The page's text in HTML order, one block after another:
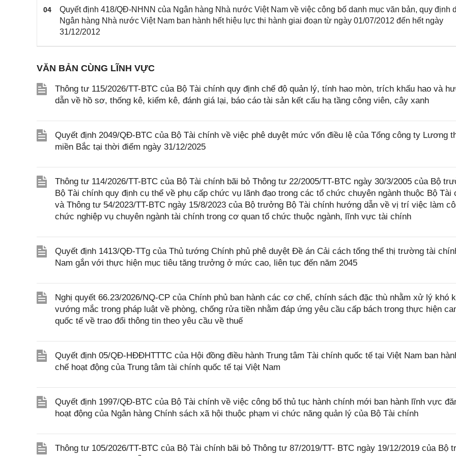
04
Quyết định 418/QĐ-NHNN của Ngân hàng Nhà nước Việt Nam về việc công bố danh mục văn bản, quy định
Ngân hàng Nhà nước Việt Nam ban hành hết hiệu lực thi hành giai đoạn từ ngày 01/07/2012 đến hết ngày
31/12/2012
VĂN BẢN CÙNG LĨNH VỰC
Thông tư 115/2026/TT-BTC của Bộ Tài chính quy định chế độ quản lý, tính hao mòn, trích khấu hao và
dẫn về hồ sơ, thống kê, kiểm kê, đánh giá lại, báo cáo tài sản kết cấu hạ tầng công viên, cây xanh
Quyết định 2049/QĐ-BTC của Bộ Tài chính về việc phê duyệt mức vốn điều lệ của Tổng công ty Lương
miền Bắc tại thời điểm ngày 31/12/2025
Thông tư 114/2026/TT-BTC của Bộ Tài chính bãi bỏ Thông tư 22/2005/TT-BTC ngày 30/3/2005 của Bộ
Bộ Tài chính quy định cụ thể về phụ cấp chức vụ lãnh đạo trong các tổ chức chuyên ngành thuộc Bộ Tài
và Thông tư 54/2023/TT-BTC ngày 15/8/2023 của Bộ trưởng Bộ Tài chính hướng dẫn về vị trí việc làm
chức nghiệp vụ chuyên ngành tài chính trong cơ quan tổ chức thuộc ngành, lĩnh vực tài chính
Quyết định 1413/QĐ-TTg của Thủ tướng Chính phủ phê duyệt Đề án Cải cách tổng thể thị trường tài
Nam gắn với thực hiện mục tiêu tăng trưởng ở mức cao, liên tục đến năm 2045
Nghị quyết 66.23/2026/NQ-CP của Chính phủ ban hành các cơ chế, chính sách đặc thù nhằm xử lý khó
vướng mắc trong pháp luật về phòng, chống rửa tiền nhằm đáp ứng yêu cầu cấp bách trong thực hiện
quốc tế về trao đổi thông tin theo yêu cầu về thuế
Quyết định 05/QĐ-HĐĐHTTTC của Hội đồng điều hành Trung tâm Tài chính quốc tế tại Việt Nam ban
chế hoạt động của Trung tâm tài chính quốc tế tại Việt Nam
Quyết định 1997/QĐ-BTC của Bộ Tài chính về việc công bố thủ tục hành chính mới ban hành lĩnh vực
hoạt động của Ngân hàng Chính sách xã hội thuộc phạm vi chức năng quản lý của Bộ Tài chính
Thông tư 105/2026/TT-BTC của Bộ Tài chính bãi bỏ Thông tư 87/2019/TT- BTC ngày 19/12/2019 của Bộ